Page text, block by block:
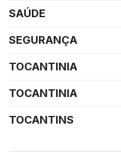
SAÚDE
SEGURANÇA
TOCANTINIA
TOCANTINIA
TOCANTINS